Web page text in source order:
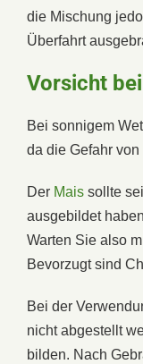
die Mischung
Überfahrt
Vorsicht
Bei sonnigem
da die Gefahr
Der Mais sollte
ausgebildet
Warten Sie also
Bevorzugt sind
Bei der
nicht abgestellt
bilden. Nach